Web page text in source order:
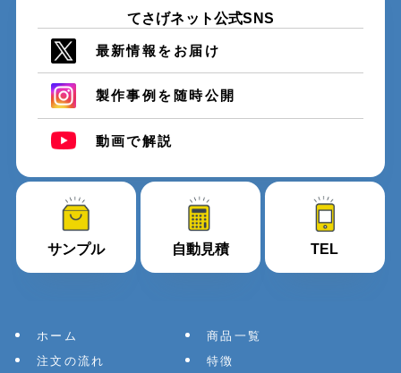
てさげネット公式SNS
最新情報をお届け
製作事例を随時公開
動画で解説
サンプル 自動見積 TEL
ホーム
商品一覧
注文の流れ
特徴